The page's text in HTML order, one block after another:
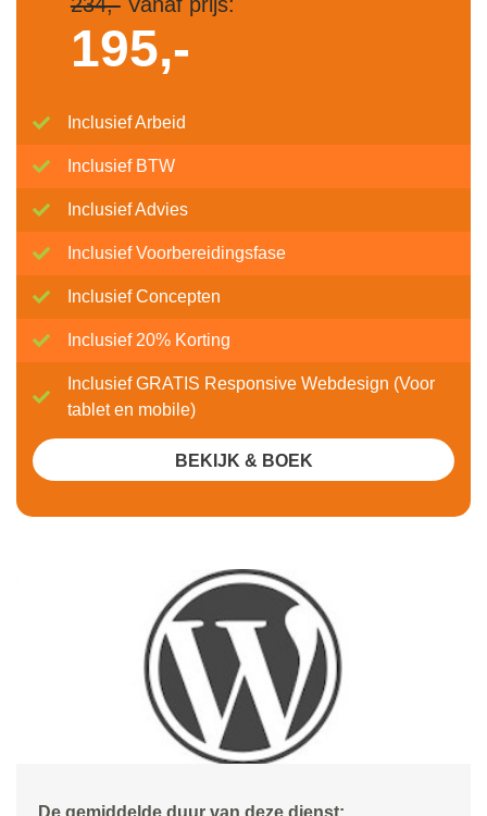
195,-
Inclusief Arbeid
Inclusief BTW
Inclusief Advies
Inclusief Voorbereidingsfase
Inclusief Concepten
Inclusief 20% Korting
Inclusief GRATIS Responsive Webdesign (Voor
tablet en mobile)
BEKIJK & BOEK